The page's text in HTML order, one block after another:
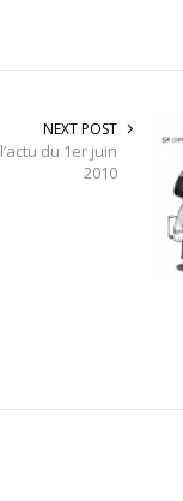
NEXT POST
l’actu du 1er juin
2010